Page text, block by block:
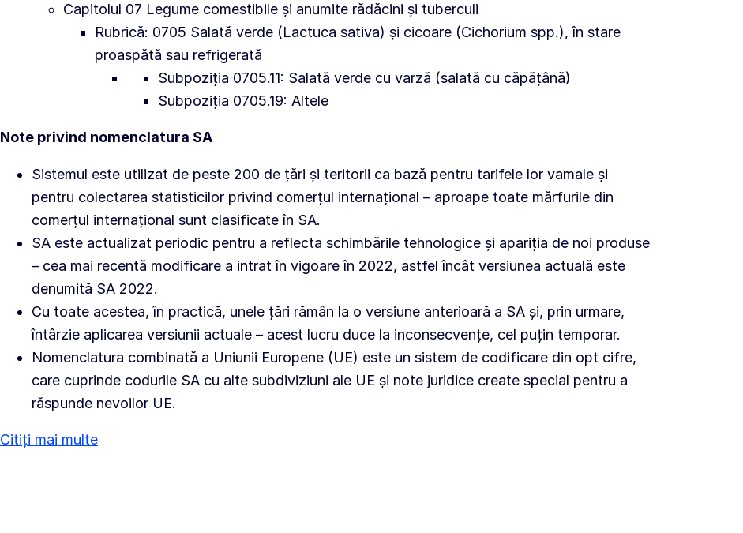
Capitolul 07 Legume comestibile și anumite rădăcini și tuberculi
Rubrică: 0705 Salată verde (Lactuca sativa) și cicoare (Cichorium spp.), în stare
proaspătă sau refrigerată
Subpoziția 0705.11: Salată verde cu varză (salată cu căpățână)
Subpoziția 0705.19: Altele
Note privind nomenclatura SA
Sistemul este utilizat de peste 200 de țări și teritorii ca bază pentru tarifele lor vamale și
pentru colectarea statisticilor privind comerțul internațional – aproape toate mărfurile din
comerțul internațional sunt clasificate în SA.
SA este actualizat periodic pentru a reflecta schimbările tehnologice și apariția de noi produse
– cea mai recentă modificare a intrat în vigoare în 2022, astfel încât versiunea actuală este
denumită SA 2022.
Cu toate acestea, în practică, unele țări rămân la o versiune anterioară a SA și, prin urmare,
întârzie aplicarea versiunii actuale – acest lucru duce la inconsecvențe, cel puțin temporar.
Nomenclatura combinată a Uniunii Europene (UE) este un sistem de codificare din opt cifre,
care cuprinde codurile SA cu alte subdiviziuni ale UE și note juridice create special pentru a
răspunde nevoilor UE.
Citiți mai multe